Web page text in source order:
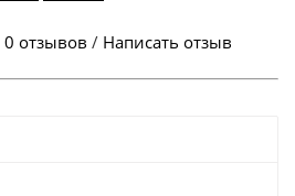
0 отзывов / Написать отзыв